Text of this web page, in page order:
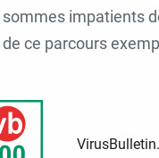
impatients
ce parcours